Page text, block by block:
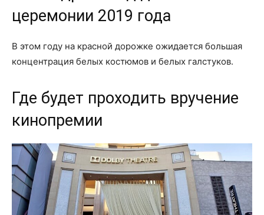
церемонии 2019 года
В этом году на красной дорожке ожидается большая
концентрация белых костюмов и белых галстуков.
Где будет проходить вручение
кинопремии